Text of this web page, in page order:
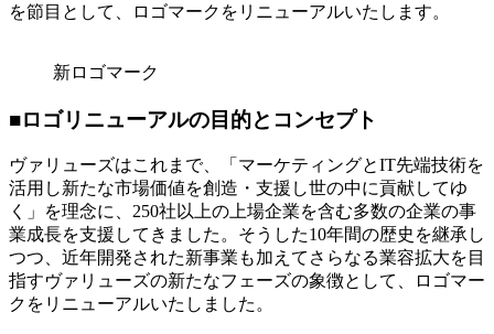
を節目として、ロゴマークをリニューアルいたします。
新ロゴマーク
■ロゴリニューアルの目的とコンセプト
ヴァリューズはこれまで、「マーケティングとIT先端技術を
活用し新たな市場価値を創造・支援し世の中に貢献してゆ
く」を理念に、250社以上の上場企業を含む多数の企業の事
業成長を支援してきました。そうした10年間の歴史を継承し
つつ、近年開発された新事業も加えてさらなる業容拡大を目
指すヴァリューズの新たなフェーズの象徴として、ロゴマー
クをリニューアルいたしました。